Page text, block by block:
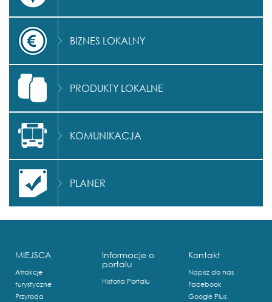
BIZNES LOKALNY
PRODUKTY LOKALNE
KOMUNIKACJA
PLANER
MIEJSCA
Atrakcje
turystyczne
Przyroda
Informacje o
portalu
Historia Portalu
Kontakt
Napisz do nas
Facebook
Google Plus